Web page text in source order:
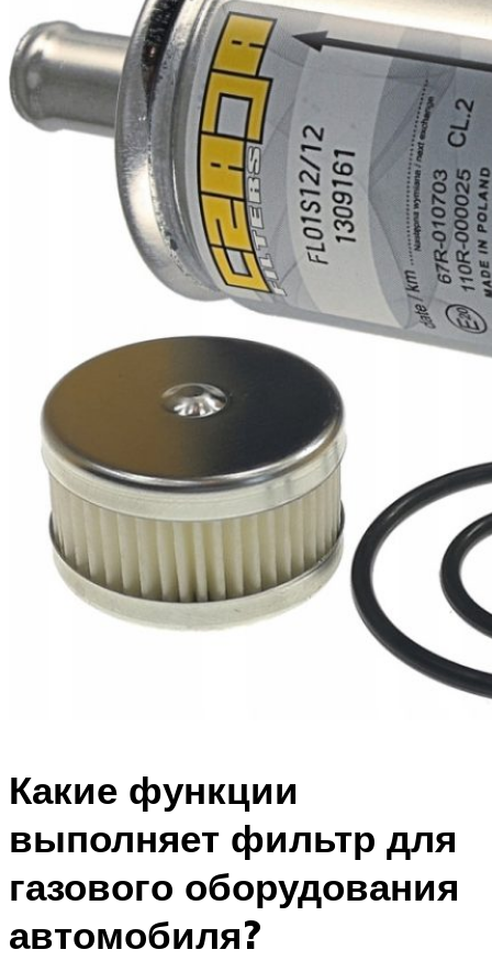
Какие функции
выполняет фильтр для
газового оборудования
автомобиля?